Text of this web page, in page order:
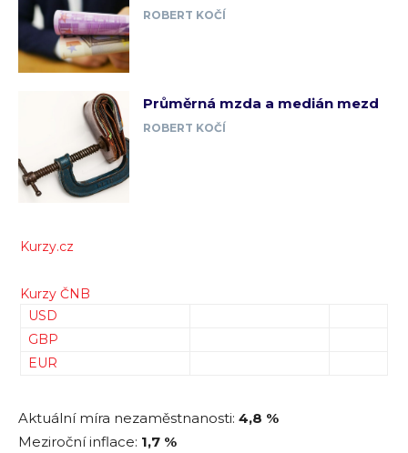
ROBERT KOČÍ
Průměrná mzda a medián mezd
ROBERT KOČÍ
Kurzy.cz
Kurzy ČNB
USD
GBP
EUR
Aktuální míra nezaměstnanosti: 4,8 %
Meziroční inflace: 1,7 %